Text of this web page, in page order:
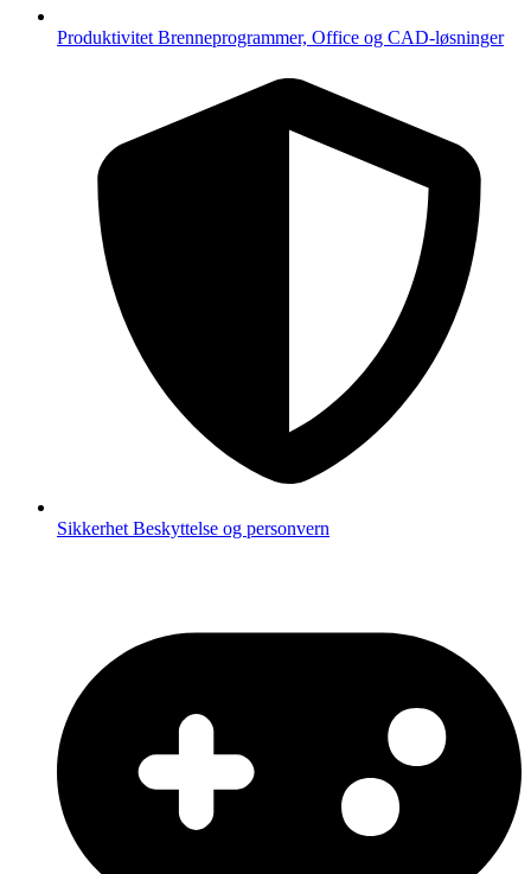
Produktivitet Brenneprogrammer, Office og CAD-løsninger
Sikkerhet Beskyttelse og personvern